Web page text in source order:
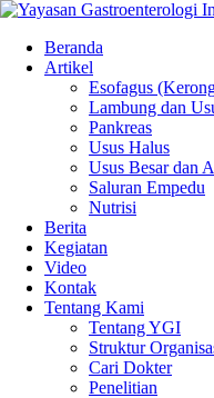
Beranda
Artikel
Esofagus
Lambung dan
Pankreas
Usus Halus
Usus Besar dan
Saluran Empedu
Nutrisi
Berita
Kegiatan
Video
Kontak
Tentang Kami
Tentang YGI
Struktur
Cari Dokter
Penelitian